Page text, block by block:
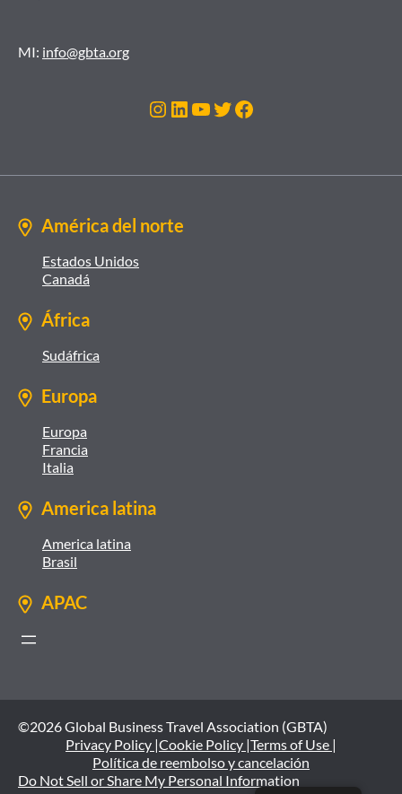
MI: info@gbta.org
Instagram
LinkedIn
YouTube
Twitter
Facebook
América del norte
Estados Unidos
Canadá
África
Sudáfrica
Europa
Europa
Francia
Italia
America latina
America latina
Brasil
APAC
©2026 Global Business Travel Association (GBTA)
Privacy Policy |Cookie Policy |Terms of Use |
Política de reembolso y cancelación
Do Not Sell or Share My Personal Information